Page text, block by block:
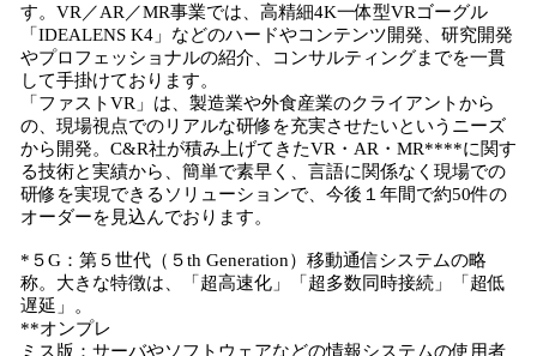
す。VR／AR／MR事業では、高精細4K一体型VRゴーグル
「IDEALENS K4」などのハードやコンテンツ開発、研究開発
やプロフェッショナルの紹介、コンサルティングまでを一貫
して手掛けております。
「ファストVR」は、製造業や外食産業のクライアントから
の、現場視点でのリアルな研修を充実させたいというニーズ
から開発。C&R社が積み上げてきたVR・AR・MR****に関す
る技術と実績から、簡単で素早く、言語に関係なく現場での
研修を実現できるソリューションで、今後１年間で約50件の
オーダーを見込んでおります。
*５G：第５世代（５th Generation）移動通信システムの略
称。大きな特徴は、「超高速化」「超多数同時接続」「超低
遅延」。
**オンプレ
ミス版：サーバやソフトウェアなどの情報システムの使用者